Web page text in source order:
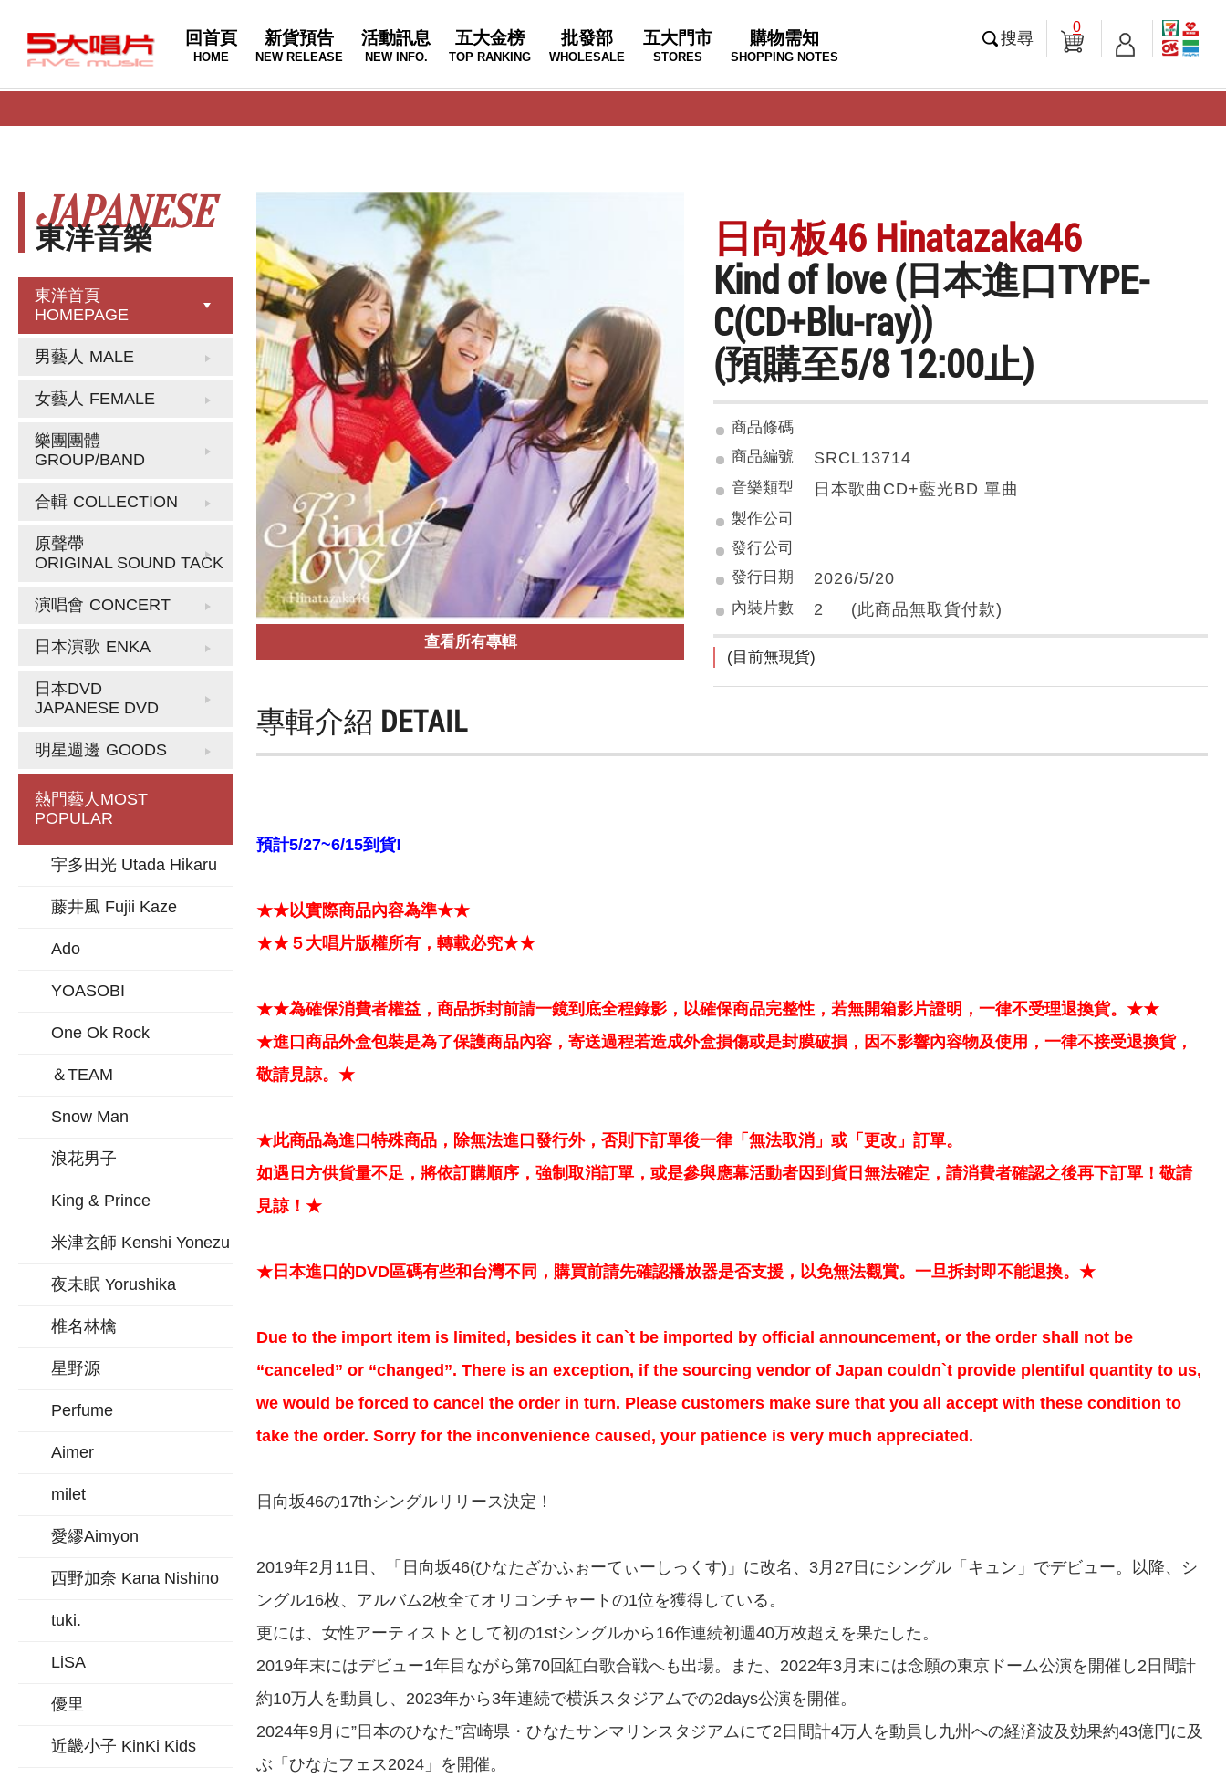
回首頁
HOME
新貨預告
NEW RELEASE
活動訊息
NEW INFO.
五大金榜
TOP RANKING
批發部
WHOLESALE
五大門市
STORES
購物需知
SHOPPING NOTES
搜尋
0
東洋音樂
JAPANESE
東洋首頁
HOMEPAGE
男藝人 MALE
女藝人 FEMALE
樂團團體
GROUP/BAND
合輯 COLLECTION
原聲帶
ORIGINAL SOUND TACK
演唱會 CONCERT
日本演歌 ENKA
日本DVD
JAPANESE DVD
明星週邊 GOODS
熱門藝人 MOST
POPULAR
宇多田光 Utada Hikaru
藤井風 Fujii Kaze
Ado
YOASOBI
One Ok Rock
＆TEAM
Snow Man
浪花男子
King & Prince
米津玄師 Kenshi Yonezu
夜未眠 Yorushika
椎名林檎
星野源
Perfume
Aimer
milet
愛繆Aimyon
西野加奈 Kana Nishino
tuki.
LiSA
優里
近畿小子 KinKi Kids
查看所有專輯
日向板46 Hinatazaka46
Kind of love (日本進口TYPE-
C(CD+Blu-ray))
(預購至5/8 12:00止)
商品條碼
商品編號
SRCL13714
音樂類型 日本歌曲CD+藍光BD 單曲
製作公司
發行公司
發行日期
2026/5/20
內裝片數 2 (此商品無取貨付款)
(目前無現貨)
專輯介紹 DETAIL
預計5/27~6/15到貨!
★★以實際商品內容為準★★
★★５大唱片版權所有，轉載必究★★
★★為確保消費者權益，商品拆封前請一鏡到底全程錄影，以確保商品完整性，若無開箱影片證明，一律不受理退換貨。★★
★進口商品外盒包裝是為了保護商品內容，寄送過程若造成外盒損傷或是封膜破損，因不影響內容物及使用，一律不接受退換貨，
敬請見諒。★
★此商品為進口特殊商品，除無法進口發行外，否則下訂單後一律「無法取消」或「更改」訂單。
如遇日方供貨量不足，將依訂購順序，強制取消訂單，或是參與應幕活動者因到貨日無法確定，請消費者確認之後再下訂單！敬請
見諒！★
★日本進口的DVD區碼有些和台灣不同，購買前請先確認播放器是否支援，以免無法觀賞。一旦拆封即不能退換。★
Due to the import item is limited, besides it can`t be imported by official announcement, or the order shall not be
“canceled” or “changed”. There is an exception, if the sourcing vendor of Japan couldn`t provide plentiful quantity to us,
we would be forced to cancel the order in turn. Please customers make sure that you all accept with these condition to
take the order. Sorry for the inconvenience caused, your patience is very much appreciated.
日向坂46の17thシングルリリース決定！
2019年2月11日、「日向坂46(ひなたざかふぉーてぃーしっくす)」に改名、3月27日にシングル「キュン」でデビュー。以降、シ
ングル16枚、アルバム2枚全てオリコンチャートの1位を獲得している。
更には、女性アーティストとして初の1stシングルから16作連続初週40万枚超えを果たした。
2019年末にはデビュー1年目ながら第70回紅白歌合戦へも出場。また、2022年3月末には念願の東京ドーム公演を開催し2日間計
約10万人を動員し、2023年から3年連続で横浜スタジアムでの2days公演を開催。
2024年9月に”日本のひなた”宮崎県・ひなたサンマリンスタジアムにて2日間計4万人を動員し九州への経済波及効果約43億円に及
ぶ「ひなたフェス2024」を開催。